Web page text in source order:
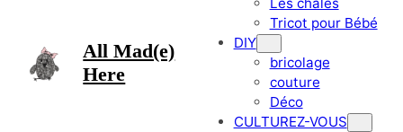
All Mad(e)
Here
Tricot pour Bébé
DIY
bricolage
couture
Déco
CULTUREZ-VOUS